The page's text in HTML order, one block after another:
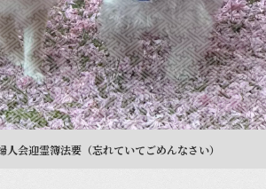
人会迎霊簿法要（忘れていてごめんなさい）